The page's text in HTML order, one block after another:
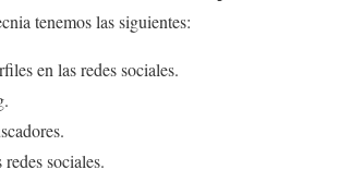
tenemos las siguientes:
en las redes sociales.
sociales.